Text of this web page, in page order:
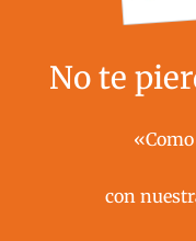
No te
con